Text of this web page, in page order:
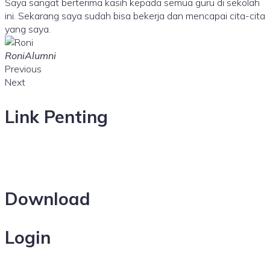
ini. Sekarang saya sudah bisa bekerja dan mencapai cita-cita
yang saya.
RoniAlumni
Previous
Next
Link Penting
Download
Login